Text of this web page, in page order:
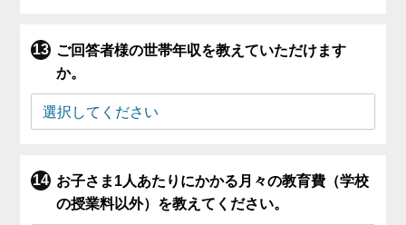
ご回答者様の世帯年収を教えていただけます
か。
お子さま1人あたりにかかる月々の教育費（学校
の授業料以外）を教えてください。